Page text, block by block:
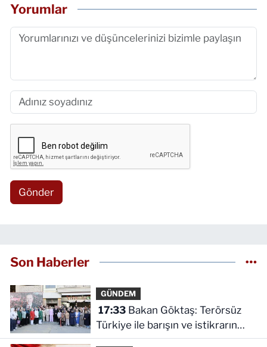
Yorumlar
Gönder
Son Haberler
GÜNDEM
17:33Bakan Göktaş: Terörsüz
Türkiye ile barışın ve istikrarın
güçlendiği gelecek hedefliyoruz